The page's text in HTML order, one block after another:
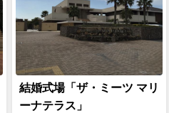
結婚式場「ザ・ミーツ マリ
ーナテラス」